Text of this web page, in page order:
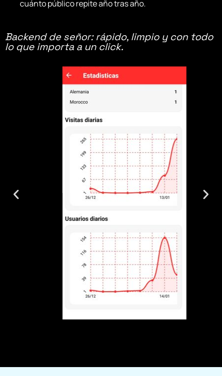
cuánto público repite año tras año.
Backend de señor: rápido, limpio y con todo
lo que importa a un click.